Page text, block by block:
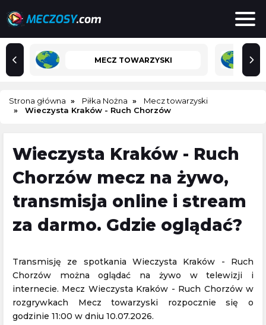
MECZ TOWARZYSKI
Strona główna Piłka Nożna
Mecz towarzyski
Wieczysta Kraków - Ruch Chorzów
Wieczysta Kraków - Ruch
Chorzów mecz na żywo,
transmisja online i stream
za darmo. Gdzie oglądać?
Transmisję ze spotkania Wieczysta Kraków - Ruch
Chorzów można oglądać na żywo w telewizji i
internecie. Mecz Wieczysta Kraków - Ruch Chorzów w
rozgrywkach Mecz towarzyski rozpocznie się o
godzinie 11:00 w dniu 10.07.2026.